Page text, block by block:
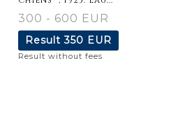
300 - 600 EUR
Result350 EUR
Result without fees